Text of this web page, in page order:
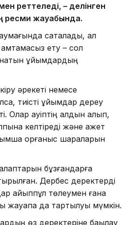
реттеледі, – делінген
ресми жауабында.
сақталады, ал
қамтамасыз ету – сол
ұйымдардың
әрекеті немесе
тиісті ұйымдар дереу
Олар қауіптің алдын алып,
келтіреді және қажет
қорғаныс шараларын
бұзғандарға
Дербес деректерді
айыппұл төлеумен ғана
жауапқа да тартылуы мүмкін.
өз деректеріне бақылау